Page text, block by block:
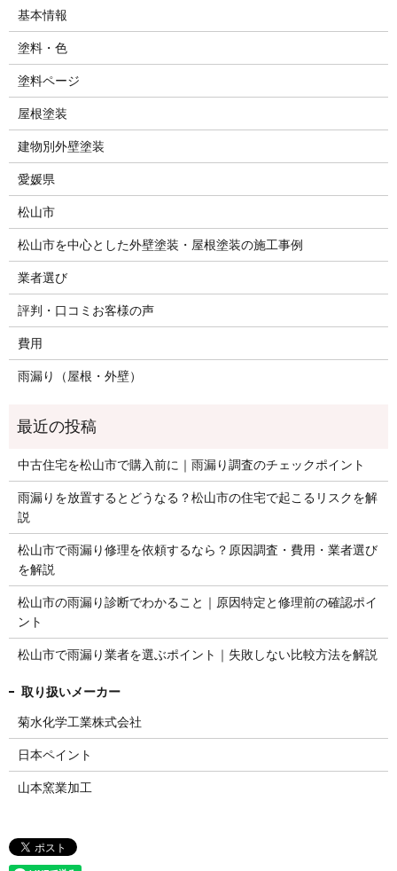
基本情報
塗料・色
塗料ページ
屋根塗装
建物別外壁塗装
愛媛県
松山市
松山市を中心とした外壁塗装・屋根塗装の施工事例
業者選び
評判・口コミお客様の声
費用
雨漏り（屋根・外壁）
中古住宅を松山市で購入前に｜雨漏り調査のチェックポイント
雨漏りを放置するとどうなる？松山市の住宅で起こるリスクを解
説
松山市で雨漏り修理を依頼するなら？原因調査・費用・業者選び
を解説
松山市の雨漏り診断でわかること｜原因特定と修理前の確認ポイ
ント
松山市で雨漏り業者を選ぶポイント｜失敗しない比較方法を解説
菊水化学工業株式会社
日本ペイント
山本窯業加工